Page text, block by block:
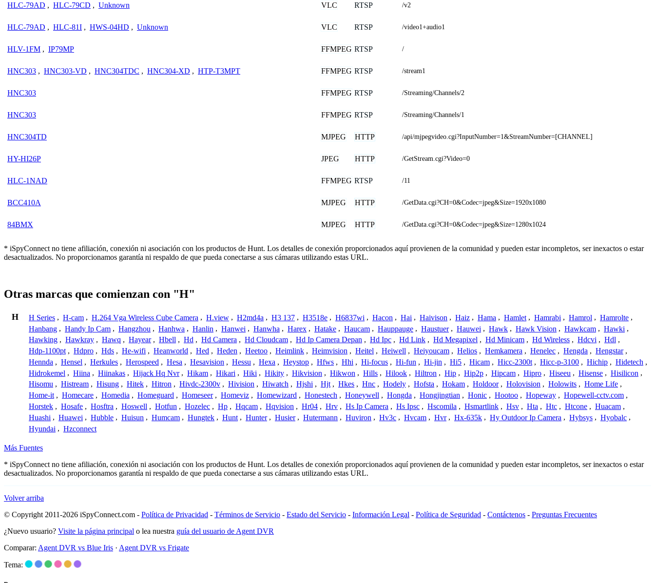
HLC-79AD , HLC-79CD , Unknown VLC RTSP /v2
HLC-79AD , HLC-81I , HWS-04HD , Unknown VLC RTSP /video1+audio1
HLV-1FM , IP79MP FFMPEG RTSP /
HNC303 , HNC303-VD , HNC304TDC , HNC304-XD , HTP-T3MPT FFMPEG RTSP /stream1
HNC303 FFMPEG RTSP /Streaming/Channels/2
HNC303 FFMPEG RTSP /Streaming/Channels/1
HNC304TD MJPEG HTTP /api/mjpegvideo.cgi?InputNumber=1&StreamNumber=[CHANNEL]
HY-HI26P JPEG HTTP /GetStream.cgi?Video=0
HLC-1NAD FFMPEG RTSP /11
BCC410A MJPEG HTTP /GetData.cgi?CH=0&Codec=jpeg&Size=1920x1080
84BMX MJPEG HTTP /GetData.cgi?CH=0&Codec=jpeg&Size=1280x1024
* iSpyConnect no tiene afiliación, conexión ni asociación con los productos de Hunt. Los detalles de conexión proporcionados aquí provienen de la comunidad y pueden estar incompletos, ser inexactos o estar
desactualizados. No proporcionamos garantía ni respaldo de que pueda conectarse a sus cámaras utilizando estas URL.
Otras marcas que comienzan con "H"
H H Series , H-cam , H.264 Vga Wireless Cube Camera , H.view , H2md4a , H3 137 , H3518e , H6837wi , Hacon , Hai , Haivison , Haiz , Hama , Hamlet , Hamrabi , Hamrol , Hamrolte ,
Hanbang , Handy Ip Cam , Hangzhou , Hanhwa , Hanlin , Hanwei , Hanwha , Harex , Hatake , Haucam , Hauppauge , Haustuer , Hauwei , Hawk , Hawk Vision , Hawkcam , Hawki ,
Hawking , Hawkray , Hawq , Hayear , Hbell , Hd , Hd Camera , Hd Cloudcam , Hd Ip Camera Depan , Hd Ipc , Hd Link , Hd Megapixel , Hd Minicam , Hd Wireless , Hdcvi , Hdl ,
Hdp-1100pt , Hdpro , Hds , He-wifi , Heanworld , Hed , Heden , Heetoo , Heimlink , Heimvision , Heitel , Heiwell , Heiyoucam , Helios , Hemkamera , Henelec , Hengda , Hengstar ,
Hennda , Hensel , Herkules , Herospeed , Hesa , Hesavision , Hessu , Hexa , Heystop , Hfws , Hhi , Hi-focus , Hi-fun , Hi-jin , Hi5 , Hicam , Hicc-2300t , Hicc-p-3100 , Hichip , Hidetech ,
Hidrokemel , Hiina , Hiinakas , Hijack Hq Nvr , Hikam , Hikari , Hiki , Hikity , Hikvision , Hikwon , Hills , Hilook , Hiltron , Hip , Hip2p , Hipcam , Hipro , Hiseeu , Hisense , Hisilicon ,
Hisomu , Histream , Hisung , Hitek , Hitron , Hivdc-2300v , Hivision , Hiwatch , Hjshi , Hjt , Hkes , Hnc , Hodely , Hofsta , Hokam , Holdoor , Holovision , Holowits , Home Life ,
Home-it , Homecare , Homedia , Homeguard , Homeseer , Homeviz , Homewizard , Honestech , Honeywell , Hongda , Hongjingtian , Honic , Hootoo , Hopeway , Hopewell-cctv.com ,
Horstek , Hosafe , Hosftra , Hoswell , Hotfun , Hozelec , Hp , Hqcam , Hqvision , Hr04 , Hrv , Hs Ip Camera , Hs Ipsc , Hscomila , Hsmartlink , Hsv , Hta , Htc , Htcone , Huacam ,
Huashi , Huawei , Hubble , Huisun , Humcam , Hungtek , Hunt , Hunter , Husier , Hutermann , Huviron , Hv3c , Hvcam , Hvr , Hx-635k , Hy Outdoor Ip Camera , Hybsys , Hyobalc ,
Hyundai , Hzconnect
Más Fuentes
* iSpyConnect no tiene afiliación, conexión ni asociación con los productos de Hunt. Los detalles de conexión proporcionados aquí provienen de la comunidad y pueden estar incompletos, ser inexactos o estar
desactualizados. No proporcionamos garantía ni respaldo de que pueda conectarse a sus cámaras utilizando estas URL.
Volver arriba
© Copyright 2011-2026 iSpyConnect.com - Política de Privacidad - Términos de Servicio - Estado del Servicio - Información Legal - Política de Seguridad - Contáctenos - Preguntas Frecuentes
¿Nuevo usuario? Visite la página principal o lea nuestra guía del usuario de Agent DVR
Comparar: Agent DVR vs Blue Iris · Agent DVR vs Frigate
Tema: